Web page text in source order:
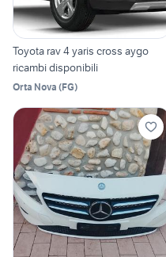
Toyota rav 4 yaris cross aygo
ricambi disponibili
Orta Nova (FG)